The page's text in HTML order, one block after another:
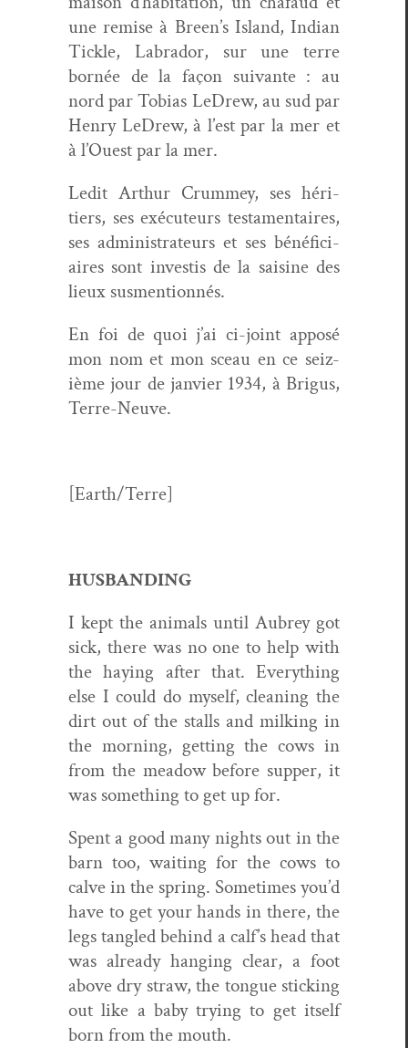
une remise à Breen’s Island, Indi­an
Tick­le, Labrador, sur une terre
bornée de la façon suiv­ante : au
nord par Tobias LeDrew, au sud par
Hen­ry LeDrew, à l’est par la mer et
à l’Ouest par la mer.
Led­it Arthur Crum­mey, ses héri­
tiers, ses exé­cu­teurs tes­ta­men­taires,
ses admin­is­tra­teurs et ses béné­fi­ci­
aires sont investis de la sai­sine des
lieux susmentionnés.
En foi de quoi j’ai ci-joint apposé
mon nom et mon sceau en ce seiz­
ième jour de jan­vi­er 1934, à Bri­gus,
Terre-Neuve.
[Earth/Terre]
HUSBANDING
I kept the ani­mals until Aubrey got
sick, there was no one to help with
the hay­ing after that. Every­thing
else I could do myself, clean­ing the
dirt out of the stalls and milk­ing in
the morn­ing, get­ting the cows in
from the mead­ow before sup­per, it
was some­thing to get up for.
Spent a good many nights out in the
barn too, wait­ing for the cows to
calve in the spring. Some­times you’d
have to get your hands in there, the
legs tan­gled behind a calf’s head that
was already hang­ing clear, a foot
above dry straw, the tongue stick­ing
out like a baby try­ing to get itself
born from the mouth.